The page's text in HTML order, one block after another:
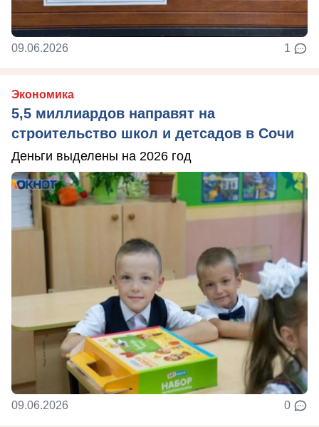
09.06.2026 1
Экономика
5,5 миллиардов направят на
строительство школ и детсадов в Сочи
Деньги выделены на 2026 год
09.06.2026 0